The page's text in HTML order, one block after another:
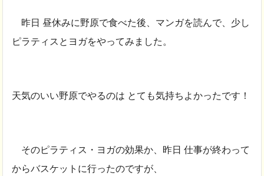
昨日 昼休みに野原で食べた後、マンガを読んで、少し
ピラティスとヨガをやってみました。
天気のいい野原でやるのは とても気持ちよかったです！
そのピラティス・ヨガの効果か、昨日 仕事が終わって
からバスケット に行ったのですが、